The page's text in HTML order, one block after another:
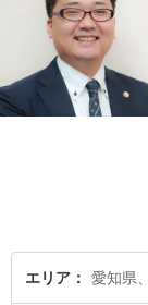
エリア 愛知県